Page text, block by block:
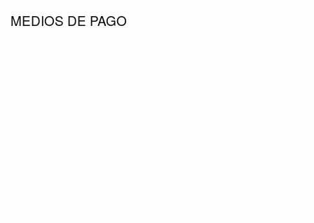
MEDIOS DE PAGO